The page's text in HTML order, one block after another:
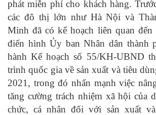
phát miễn phí cho khách hàng.
các đô thị lớn như Hà Nội và
Minh đã có kế hoạch liên quan đến
điển hình Ủy ban Nhân dân thành
hành Kế hoạch số 55/KH-UBND
trình quốc gia về sản xuất và tiêu
2021, trong đó nhấn mạnh việc
tăng cường trách nhiệm xã hội của
chức, cá nhân đối với sản xuất